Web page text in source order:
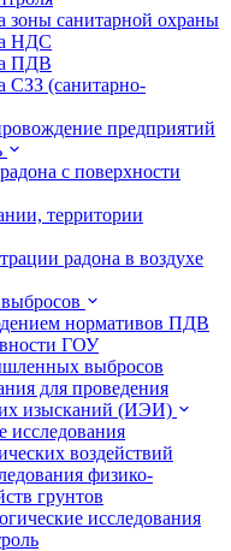
зоны санитарной охраны
НДС
ПДВ
СЗЗ (санитарно-
предприятий
с поверхности
территории
радона в воздухе
нормативов ПДВ
ГОУ
выбросов
для проведения
изысканий (ИЭИ)
исследования
воздействий
физико-
грунтов
исследования